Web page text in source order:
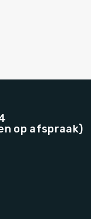
op afspraak)